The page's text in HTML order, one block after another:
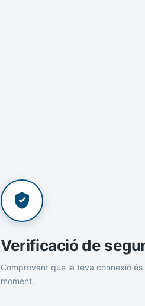
Verificació de
Comprovant que la teva connexió és
moment.